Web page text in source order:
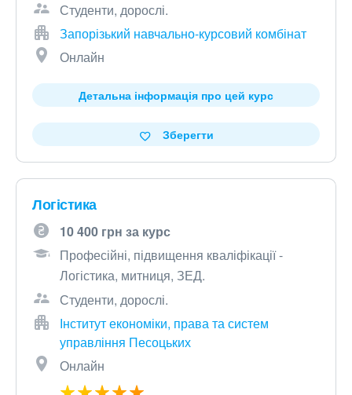
Студенти, дорослі.
Запорізький навчально-курсовий комбінат
Онлайн
Детальна інформація про цей курс
Зберегти
Логістика
10 400 грн за курс
Професійні, підвищення кваліфікації -
Логістика, митниця, ЗЕД.
Студенти, дорослі.
Інститут економіки, права та систем
управління Песоцьких
Онлайн